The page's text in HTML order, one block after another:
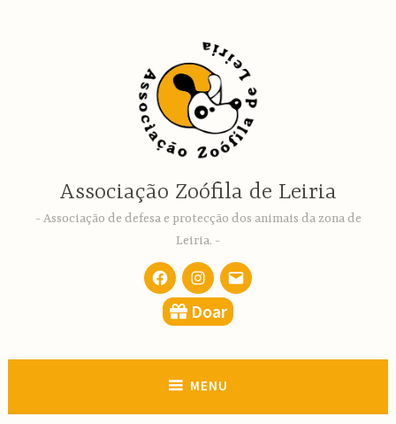
Associação Zoófila de Leiria
Associação de defesa e protecção dos animais da zona de
Leiria.
FacebookInstagram
email
Doar
MENU